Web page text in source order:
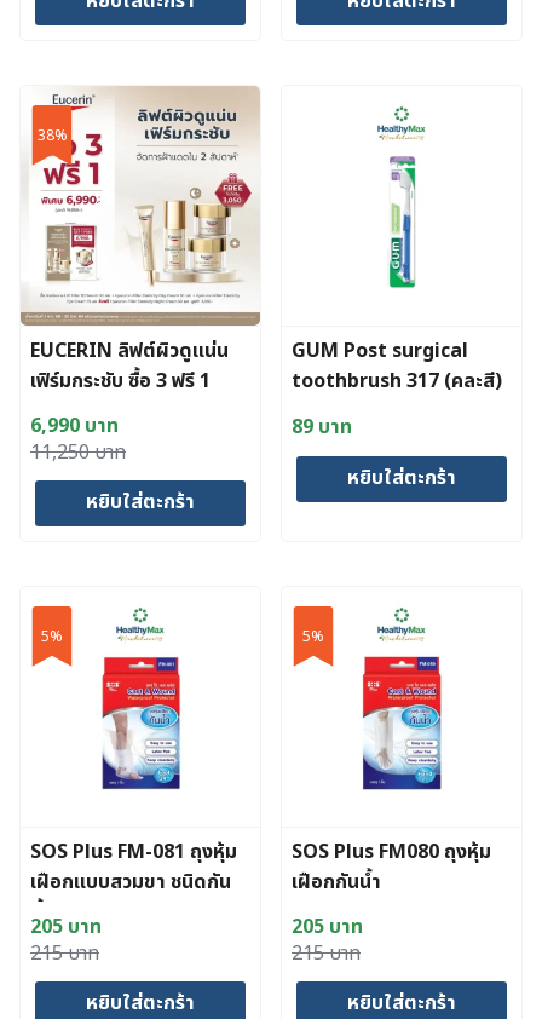
38%
EUCERIN ลิฟต์ผิวดูแน่น
เฟิร์มกระชับ ซื้อ 3 ฟรี 1
11,250บาท
Original
price
6,990 บาท
Current
price
หยิบใส่ตะกร้า
GUM Post surgical
toothbrush 317 (คละสี)
89 บาท
หยิบใส่ตะกร้า
5%
SOS Plus FM-081 ถุงหุ้ม
เฝือกแบบสวมขา ชนิดกัน
น้ำ
215บาท
Original
price
205 บาท
Current
price
หยิบใส่ตะกร้า
5%
SOS Plus FM080 ถุงหุ้ม
เฝือกกันน้ำ
215บาท
Original
price
205 บาท
Current
price
หยิบใส่ตะกร้า